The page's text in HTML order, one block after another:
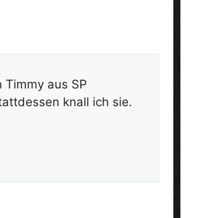
aus SP
knall ich sie.